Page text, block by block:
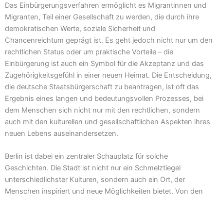
Das Einbürgerungsverfahren ermöglicht es Migrantinnen und
Migranten, Teil einer Gesellschaft zu werden, die durch ihre
demokratischen Werte, soziale Sicherheit und
Chancenreichtum geprägt ist. Es geht jedoch nicht nur um den
rechtlichen Status oder um praktische Vorteile – die
Einbürgerung ist auch ein Symbol für die Akzeptanz und das
Zugehörigkeitsgefühl in einer neuen Heimat. Die Entscheidung,
die deutsche Staatsbürgerschaft zu beantragen, ist oft das
Ergebnis eines langen und bedeutungsvollen Prozesses, bei
dem Menschen sich nicht nur mit den rechtlichen, sondern
auch mit den kulturellen und gesellschaftlichen Aspekten ihres
neuen Lebens auseinandersetzen.
Berlin ist dabei ein zentraler Schauplatz für solche
Geschichten. Die Stadt ist nicht nur ein Schmelztiegel
unterschiedlichster Kulturen, sondern auch ein Ort, der
Menschen inspiriert und neue Möglichkeiten bietet. Von den